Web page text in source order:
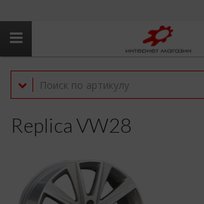
Replica VW28